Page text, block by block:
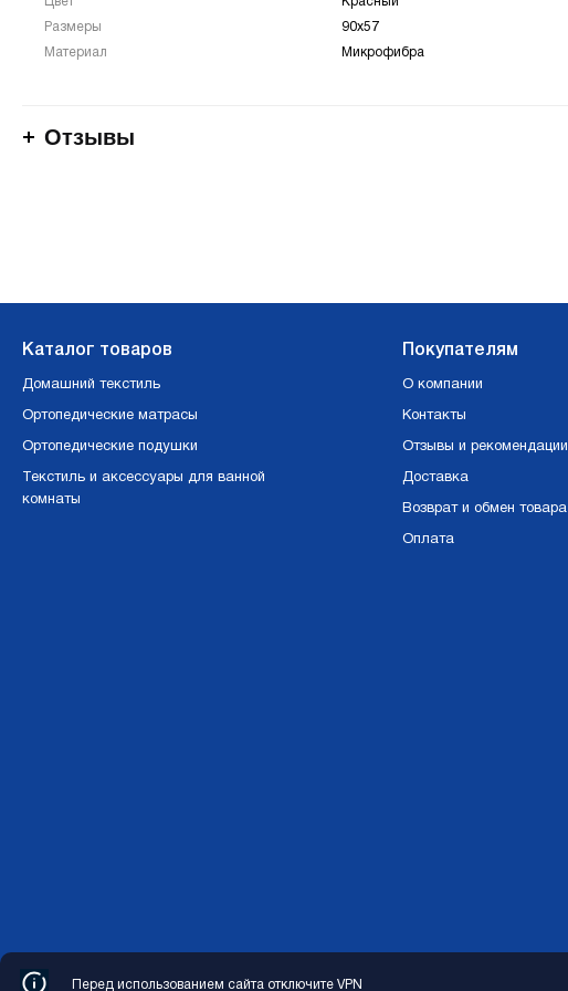
Размеры 90х57
Материал Микрофибра
Отзывы
Каталог товаров
Домашний текстиль
Ортопедические матрасы
Ортопедические подушки
Текстиль и аксессуары для ванной
комнаты
Покупателям
О компании
Контакты
Отзывы и рекомендации
Доставка
Возврат и обмен товара
Оплата
Перед использованием сайта отключите VPN